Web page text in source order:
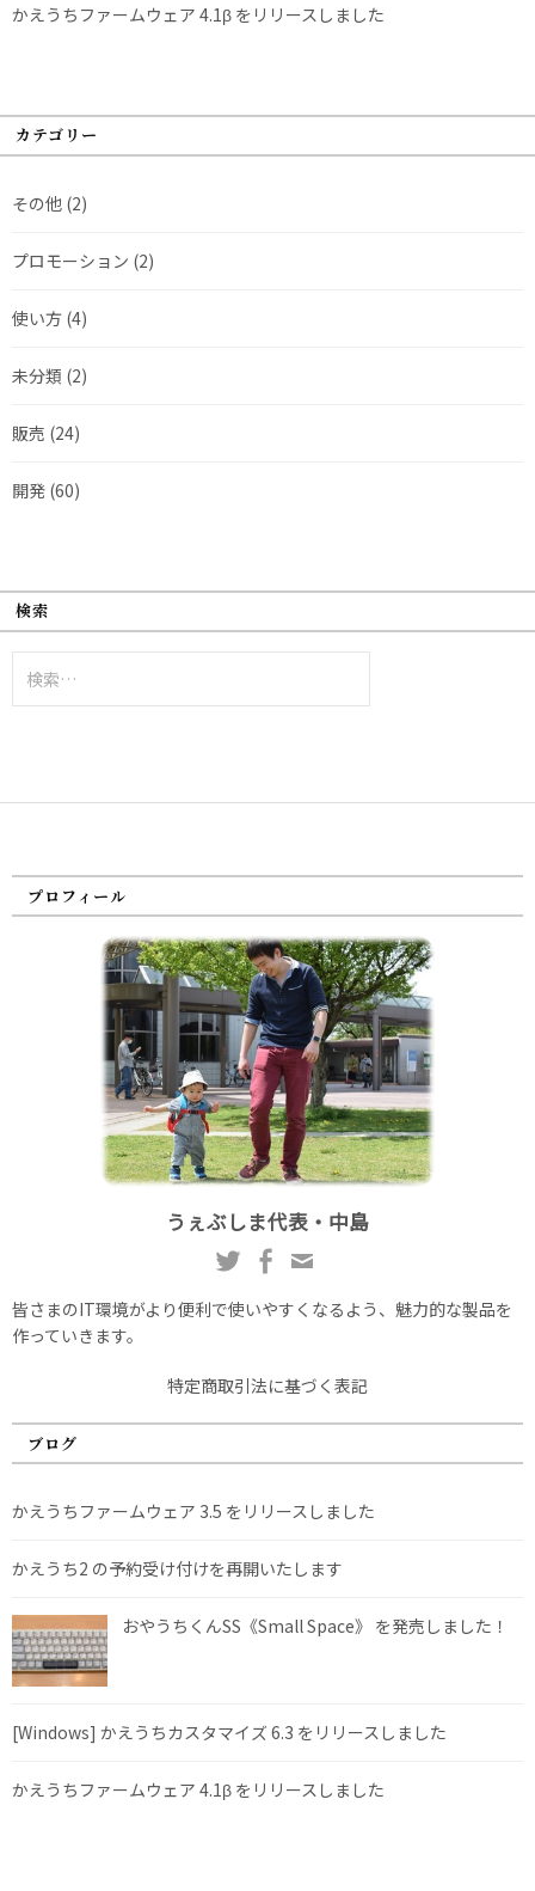
かえうちファームウェア 4.1β をリリースしました
カテゴリー
その他 (2)
プロモーション (2)
使い方 (4)
未分類 (2)
販売 (24)
開発 (60)
検索
索:
プロフィール
うぇぶしま代表・中島
皆さまのIT環境がより便利で使いやすくなるよう、魅力的な製品を
作っていきます。
特定商取引法に基づく表記
ブログ
かえうちファームウェア 3.5 をリリースしました
かえうち2 の予約受け付けを再開いたします
おやうちくんSS《Small Space》 を発売しました！
[Windows] かえうちカスタマイズ 6.3 をリリースしました
かえうちファームウェア 4.1β をリリースしました